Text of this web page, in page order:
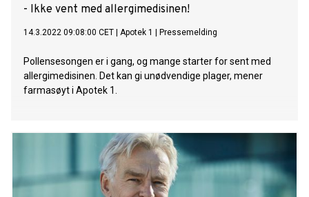
- Ikke vent med allergimedisinen!
14.3.2022 09:08:00 CET Apotek 1 Pressemelding
Pollensesongen er i gang, og mange starter for sent med
allergimedisinen. Det kan gi unødvendige plager, mener
farmasøyt i Apotek 1.